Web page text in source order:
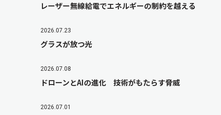
レーザー無線給電でエネルギーの制約を越える
2026.07.23
グラスが放つ光
2026.07.08
ドローンとAIの進化 技術がもたらす脅威
2026.07.01